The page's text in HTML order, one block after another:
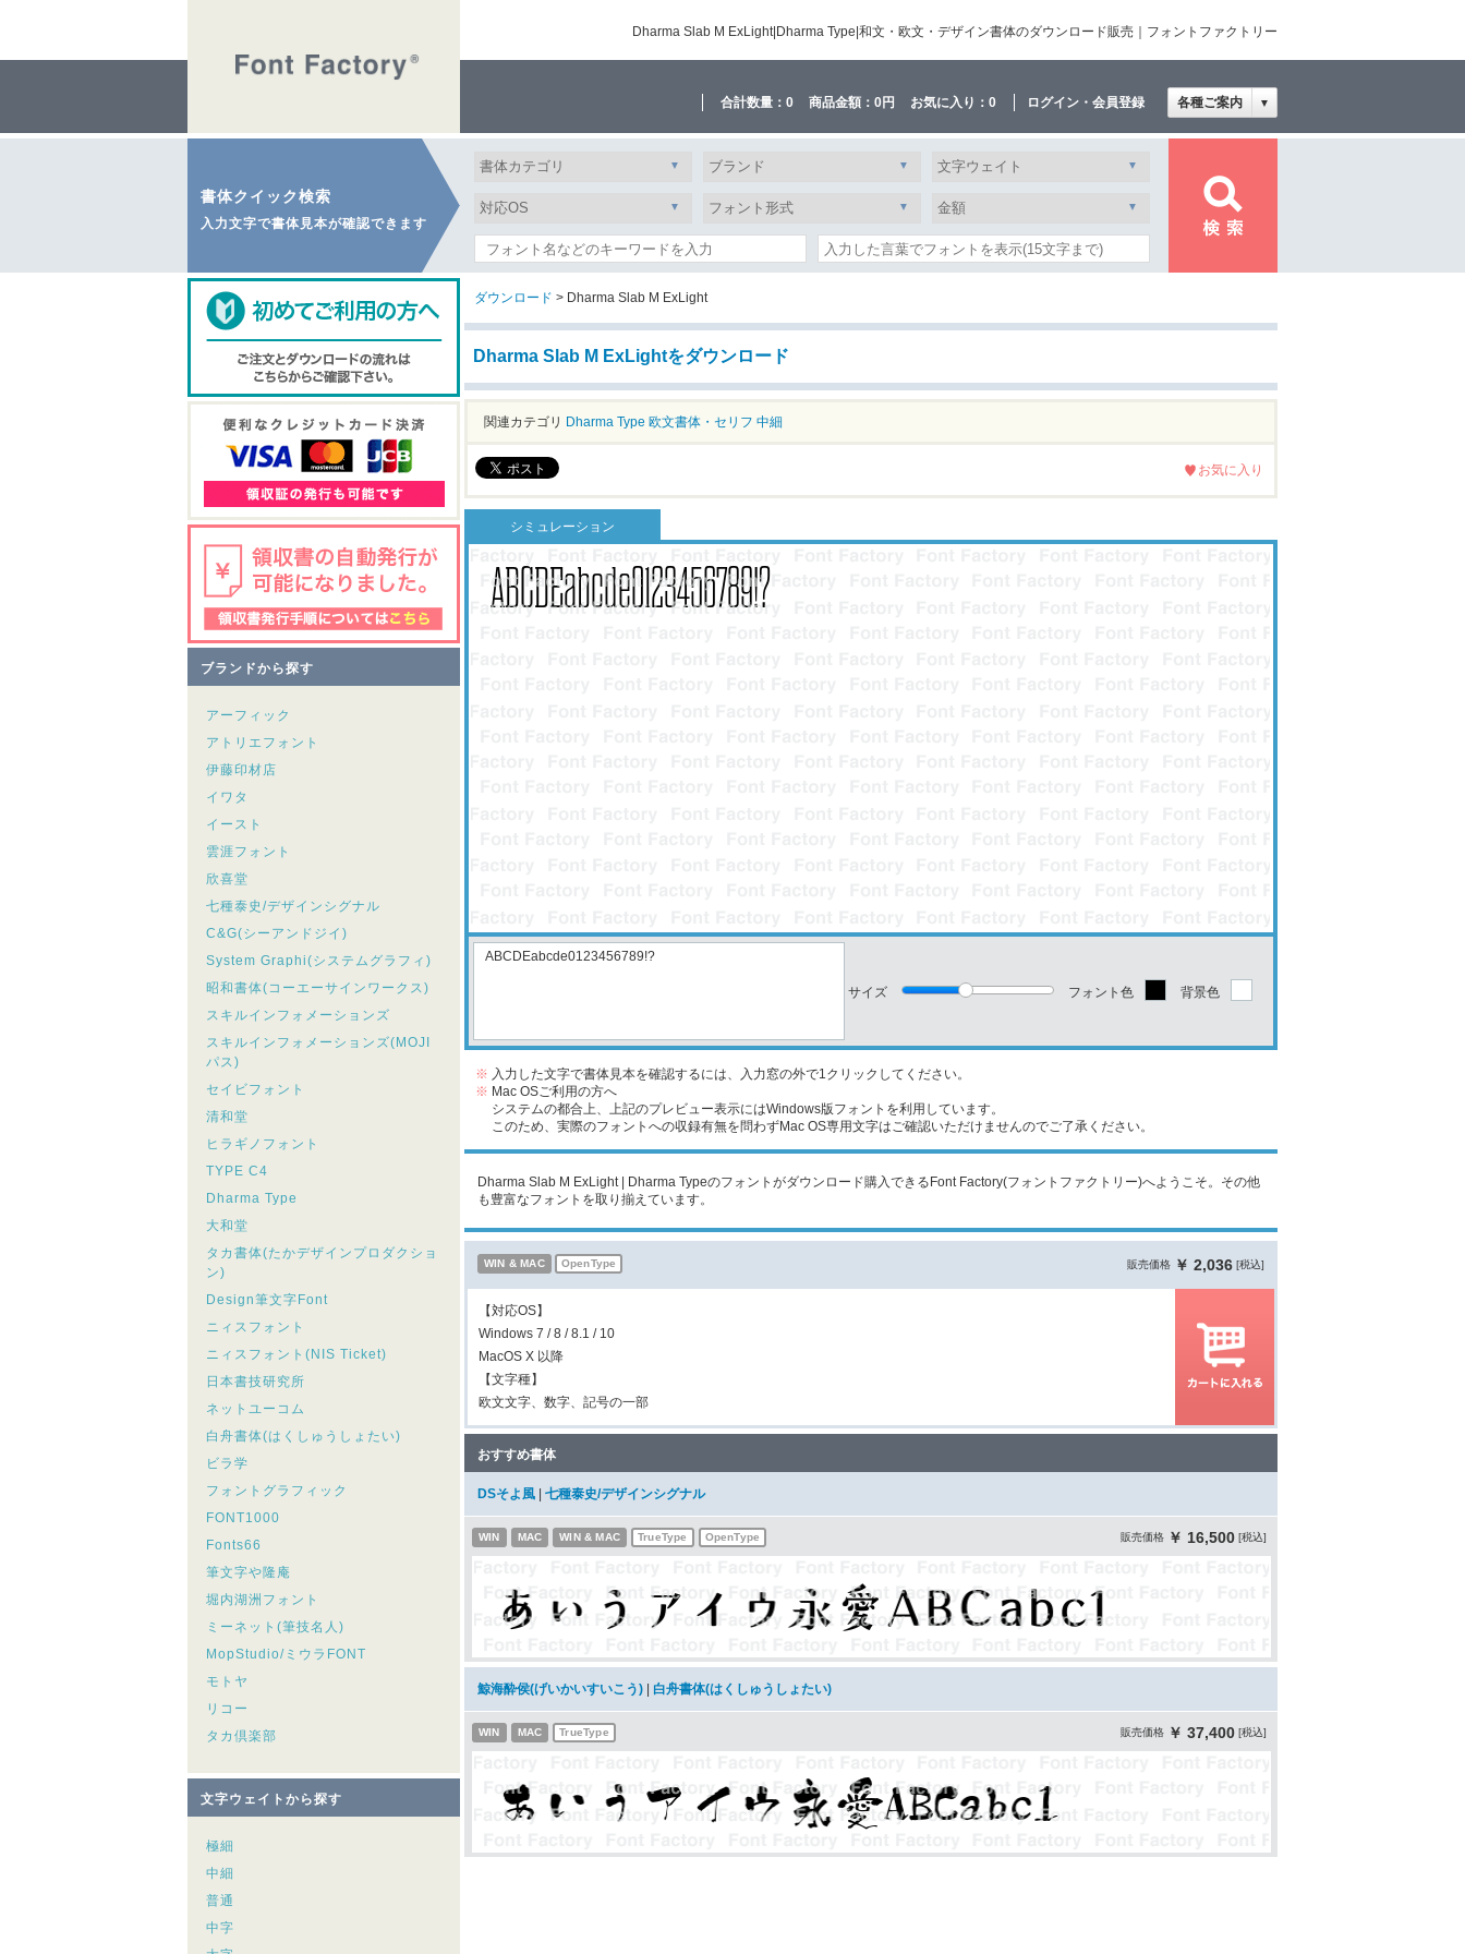
Dharma Slab M ExLight|Dharma Type|和文・欧文・デザイン書体のダウンロード販売｜フォントファクトリー
合計数量： 0 商品金額： 0円 お気に入り： 0 ログイン・会員登録 各種ご案内 ▼
書体クイック検索
入力文字で書体見本が確認できます
ブランドから探す
アーフィック
アトリエフォント
伊藤印材店
イワタ
イースト
雲涯フォント
欣喜堂
七種泰史/デザインシグナル
C&G(シーアンドジイ)
System Graphi(システムグラフィ)
昭和書体(コーエーサインワークス)
スキルインフォメーションズ
スキルインフォメーションズ(MOJI
パス)
セイビフォント
清和堂
ヒラギノフォント
TYPE C4
Dharma Type
大和堂
タカ書体(たかデザインプロダクショ
ン)
Design筆文字Font
ニィスフォント
ニィスフォント(NIS Ticket)
日本書技研究所
ネットユーコム
白舟書体(はくしゅうしょたい)
ビラ学
フォントグラフィック
FONT1000
Fonts66
筆文字や隆庵
堀内湖洲フォント
ミーネット(筆技名人)
MopStudio/ミウラFONT
モトヤ
リコー
タカ倶楽部
文字ウェイトから探す
極細
中細
普通
中字
ダウンロード > Dharma Slab M ExLight
Dharma Slab M ExLightをダウンロード
関連カテゴリ Dharma Type 欧文書体・セリフ 中細
お気に入り
シミュレーション
サイズ フォント色 背景色
※ 入力した文字で書体見本を確認するには、入力窓の外で1クリックしてください。
※ Mac OSご利用の方へ
システムの都合上、上記のプレビュー表示にはWindows版フォントを利用しています。
このため、実際のフォントへの収録有無を問わずMac OS専用文字はご確認いただけませんのでご了承ください。
Dharma Slab M ExLight | Dharma Typeのフォントがダウンロード購入できるFont Factory(フォントファクトリー)へようこそ。その他
も豊富なフォントを取り揃えています。
WIN & MAC OpenType 販売価格 ￥ 2,036 [税込]
【対応OS】
Windows 7 / 8 / 8.1 / 10
MacOS X 以降
【文字種】
欧文文字、数字、記号の一部
おすすめ書体
DSそよ風 七種泰史/デザインシグナル
販売価格 ￥ 16,500 [税込]
WIN MAC WIN & MAC TrueType OpenType
鯨海酔侯(げいかいすいこう) 白舟書体(はくしゅうしょたい)
販売価格 ￥ 37,400 [税込]
WIN MAC TrueType